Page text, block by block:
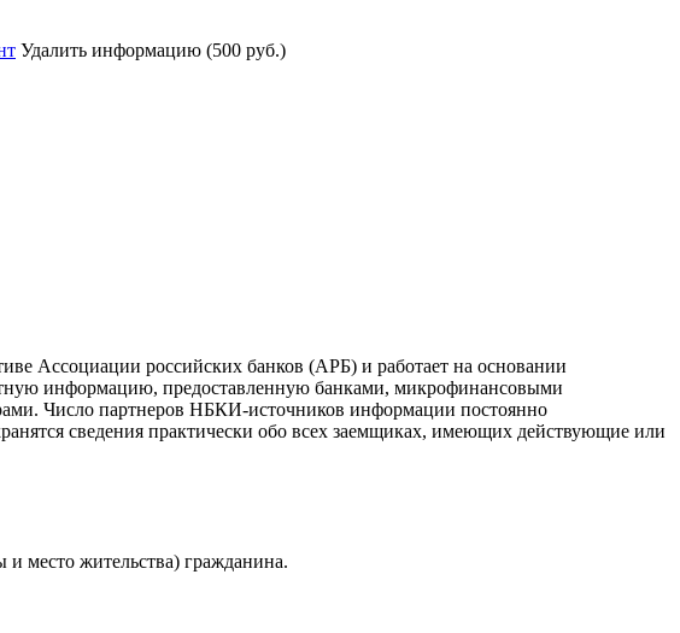
Удалить информацию (500 руб.)
Ассоциации российских банков (АРБ) и работает на основании
информацию, предоставленную банками, микрофинансовыми
Число партнеров НБКИ-источников информации постоянно
сведения практически обо всех заемщиках, имеющих действующие или
и место жительства) гражданина.